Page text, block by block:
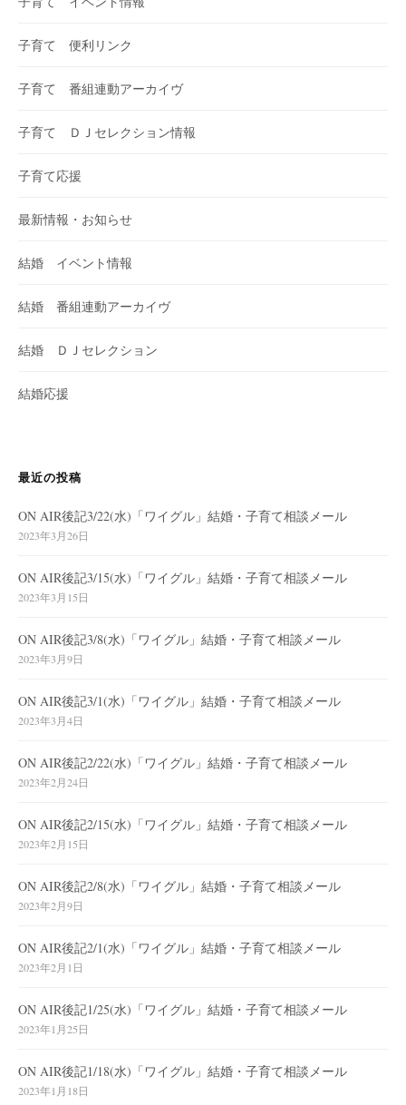
子育て 便利リンク
子育て 番組連動アーカイヴ
子育て ＤＪセレクション情報
子育て応援
最新情報・お知らせ
結婚 イベント情報
結婚 番組連動アーカイヴ
結婚 ＤＪセレクション
結婚応援
最近の投稿
ON AIR後記3/22(水)「ワイグル」結婚・子育て相談メール
2023年3月26日
ON AIR後記3/15(水)「ワイグル」結婚・子育て相談メール
2023年3月15日
ON AIR後記3/8(水)「ワイグル」結婚・子育て相談メール
2023年3月9日
ON AIR後記3/1(水)「ワイグル」結婚・子育て相談メール
2023年3月4日
ON AIR後記2/22(水)「ワイグル」結婚・子育て相談メール
2023年2月24日
ON AIR後記2/15(水)「ワイグル」結婚・子育て相談メール
2023年2月15日
ON AIR後記2/8(水)「ワイグル」結婚・子育て相談メール
2023年2月9日
ON AIR後記2/1(水)「ワイグル」結婚・子育て相談メール
2023年2月1日
ON AIR後記1/25(水)「ワイグル」結婚・子育て相談メール
2023年1月25日
ON AIR後記1/18(水)「ワイグル」結婚・子育て相談メール
2023年1月18日